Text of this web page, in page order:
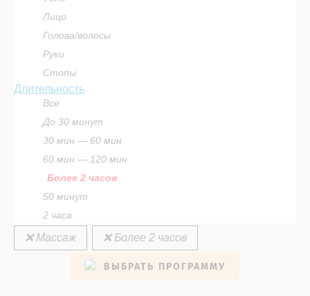
Лицо
Голова/волосы
Руки
Стопы
Длительность
Все
До 30 минут
30 мин — 60 мин
60 мин — 120 мин
Более 2 часов
50 минут
2 часа
❌ Массаж ❌ Более 2 часов
ВЫБРАТЬ ПРОГРАММУ